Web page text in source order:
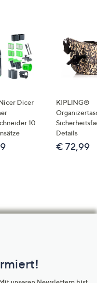
Dicer
10
KIPLING®
Details
€ 72,99